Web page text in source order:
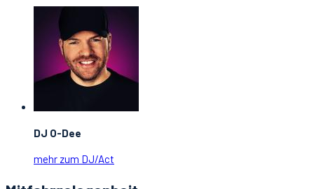
DJ O-Dee
mehr zum DJ/Act